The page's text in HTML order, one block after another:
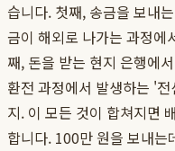
습니다. 첫째, 송금을 보내
금이 해외로 나가는 과정에
째, 돈을 받는 현지 은행에
환전 과정에서 발생하는 '
지. 이 모든 것이 합쳐지면
합니다. 100만 원을 보내는